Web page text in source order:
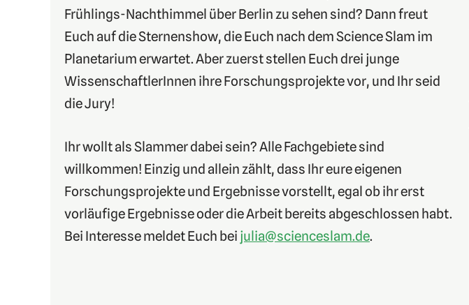
Frühlings-Nachthimmel über Berlin zu sehen sind? Dann freut
Euch auf die Sternenshow, die Euch nach dem Science Slam im
Planetarium erwartet. Aber zuerst stellen Euch drei junge
WissenschaftlerInnen ihre Forschungsprojekte vor, und Ihr seid
die Jury!
Ihr wollt als Slammer dabei sein? Alle Fachgebiete sind
willkommen! Einzig und allein zählt, dass Ihr eure eigenen
Forschungsprojekte und Ergebnisse vorstellt, egal ob ihr erst
vorläufige Ergebnisse oder die Arbeit bereits abgeschlossen habt.
Bei Interesse meldet Euch bei julia@scienceslam.de.